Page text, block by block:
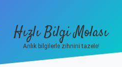
Hızlı Bilgi Molası
Anlık bilgilerle zihnini tazele!